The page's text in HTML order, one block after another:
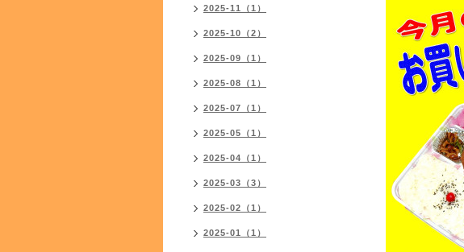
2025-11（1）
2025-10（2）
2025-09（1）
2025-08（1）
2025-07（1）
2025-05（1）
2025-04（1）
2025-03（3）
2025-02（1）
2025-01（1）